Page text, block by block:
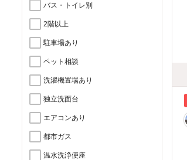
バス・トイレ別
2階以上
駐車場あり
ペット相談
洗濯機置場あり
独立洗面台
エアコンあり
都市ガス
温水洗浄便座